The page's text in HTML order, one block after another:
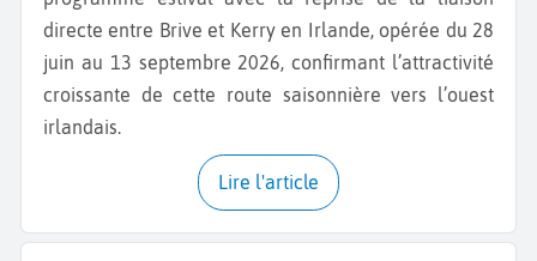
directe entre Brive et Kerry en Irlande, opérée du 28
juin au 13 septembre 2026, confirmant l’attractivité
croissante de cette route saisonnière vers l’ouest
irlandais.
Lire l'article